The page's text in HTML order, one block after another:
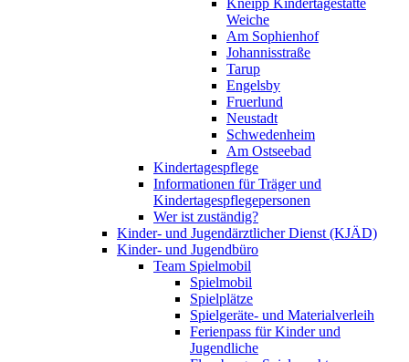
Kneipp Kindertagestätte
Weiche
Am Sophienhof
Johannisstraße
Tarup
Engelsby
Fruerlund
Neustadt
Schwedenheim
Am Ostseebad
Kindertagespflege
Informationen für Träger und
Kindertagespflegepersonen
Wer ist zuständig?
Kinder- und Jugendärztlicher Dienst (KJÄD)
Kinder- und Jugendbüro
Team Spielmobil
Spielmobil
Spielplätze
Spielgeräte- und Materialverleih
Ferienpass für Kinder und
Jugendliche